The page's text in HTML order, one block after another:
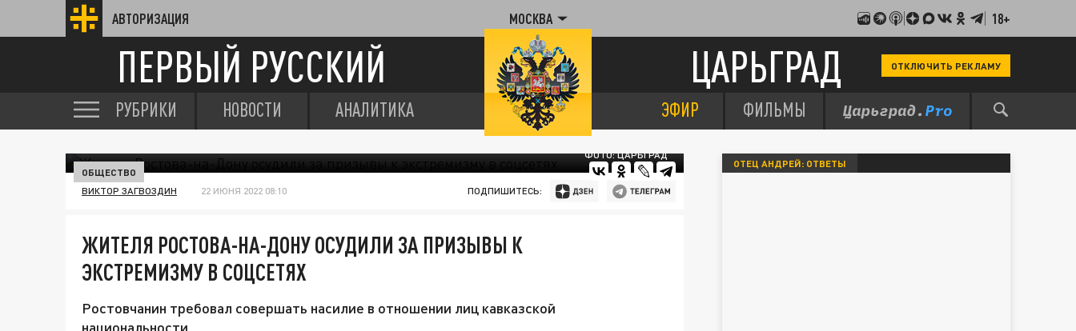
АВТОРИЗАЦИЯ МОСКВА 18+
ПЕРВЫЙ РУССКИЙ ЦАРЬГРАД ОТКЛЮЧИТЬ РЕКЛАМУ
РУБРИКИ НОВОСТИ АНАЛИТИКА ЭФИР ФИЛЬМЫ
ФОТО: ЦАРЬГРАД
ОБЩЕСТВО
ВИКТОР ЗАГВОЗДИН 22 ИЮНЯ 2022 08:10 ПОДПИШИТЕСЬ:
ЖИТЕЛЯ РОСТОВА-НА-ДОНУ ОСУДИЛИ ЗА ПРИЗЫВЫ К
ЭКСТРЕМИЗМУ В СОЦСЕТЯХ
Ростовчанин требовал совершать насилие в отношении лиц кавказской
национальности.
ОТЕЦ АНДРЕЙ: ОТВЕТЫ